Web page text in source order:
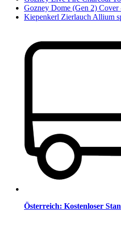
Gozney Dome (Gen 2) Cover
Kiepenkerl Zierlauch Allium
Österreich: Kostenloser